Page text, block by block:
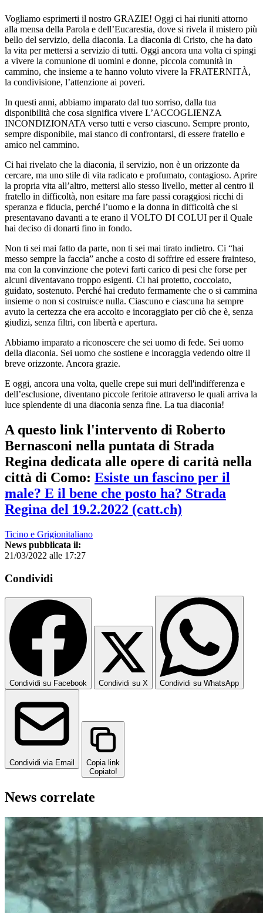
Vogliamo esprimerti il nostro GRAZIE! Oggi ci hai riuniti attorno
alla mensa della Parola e dell’Eucarestia, dove si rivela il mistero più
bello del servizio, della diaconia. La diaconia di Cristo, che ha dato
la vita per mettersi a servizio di tutti. Oggi ancora una volta ci spingi
a vivere la comunione di uomini e donne, piccola comunità in
cammino, che insieme a te hanno voluto vivere la FRATERNITÀ,
la condivisione, l’attenzione ai poveri.
In questi anni, abbiamo imparato dal tuo sorriso, dalla tua
disponibilità che cosa significa vivere L’ACCOGLIENZA
INCONDIZIONATA verso tutti e verso ciascuno. Sempre pronto,
sempre disponibile, mai stanco di confrontarsi, di essere fratello e
amico nel cammino.
Ci hai rivelato che la diaconia, il servizio, non è un orizzonte da
cercare, ma uno stile di vita radicato e profumato, contagioso. Aprire
la propria vita all’altro, mettersi allo stesso livello, metter al centro il
fratello in difficoltà, non esitare ma fare passi coraggiosi ricchi di
speranza e fiducia, perché l’uomo e la donna in difficoltà che si
presentavano davanti a te erano il VOLTO DI COLUI per il Quale
hai deciso di donarti fino in fondo.
Non ti sei mai fatto da parte, non ti sei mai tirato indietro. Ci “hai
messo sempre la faccia” anche a costo di soffrire ed essere frainteso,
ma con la convinzione che potevi farti carico di pesi che forse per
alcuni diventavano troppo esigenti. Ci hai protetto, coccolato,
guidato, sostenuto. Perché hai creduto fermamente che o si cammina
insieme o non si costruisce nulla. Ciascuno e ciascuna ha sempre
avuto la certezza che era accolto e incoraggiato per ciò che è, senza
giudizi, senza filtri, con libertà e apertura.
Abbiamo imparato a riconoscere che sei uomo di fede. Sei uomo
della diaconia. Sei uomo che sostiene e incoraggia vedendo oltre il
breve orizzonte. Ancora grazie.
E oggi, ancora una volta, quelle crepe sui muri dell'indifferenza e
dell’esclusione, diventano piccole feritoie attraverso le quali arriva la
luce splendente di una diaconia senza fine. La tua diaconia!
A questo link l'intervento di Roberto
Bernasconi nella puntata di Strada
Regina dedicata alle opere di carità nella
città di Como: Esiste un fascino per il
male? E il bene che posto ha? Strada
Regina del 19.2.2022 (catt.ch)
Ticino e Grigionitaliano
News pubblicata il:
21/03/2022 alle 17:27
Condividi
Condividi su Facebook Condividi su X Condividi su WhatsApp
Condividi via Email
Copia link
Copiato!
News correlate